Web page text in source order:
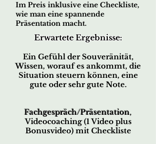
Im Preis inklusive eine Checkliste,
wie man eine spannende
Präsentation macht.
Erwartete Ergebnisse:
Ein Gefühl der Souveränität,
Wissen, worauf es ankommt, die
Situation steuern können, eine
gute oder sehr gute Note.
Fachgespräch/Präsentation,
Videocoaching (1 Video plus
Bonusvideo) mit Checkliste